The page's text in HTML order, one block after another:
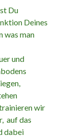
Du
Deines
was man
und
wir
auf das
dabei